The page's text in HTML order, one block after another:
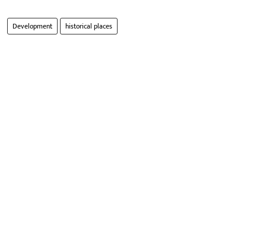
Development historical places